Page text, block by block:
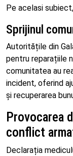
Pe acelasi
Sprijinul
Autoritățile din
pentru reparațiile
comunitatea au
incident, oferind
și recuperarea
Provocarea
conflict
Declarația